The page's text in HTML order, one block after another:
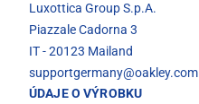
Luxottica Group S.p.A.
Piazzale Cadorna 3
IT - 20123 Mailand
supportgermany@oakley.com
ÚDAJE O VÝROBKU